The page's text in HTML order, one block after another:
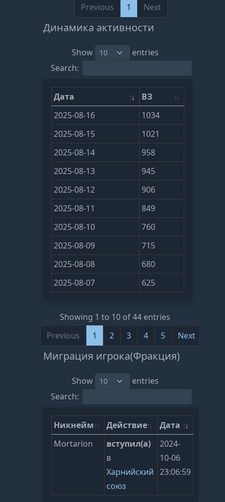
Previous
1 Next
Динамика активности
Show
entries
Search:
Дата
ВЗ
2025-08-16
1034
2025-08-15
1021
2025-08-14
958
2025-08-13
945
2025-08-12
906
2025-08-11
849
2025-08-10
760
2025-08-09
715
2025-08-08
680
2025-08-07
625
Showing 1 to 10 of 44 entries
Previous
1 2 3 4 5 Next
Миграция игрока(Фракция)
Show
entries
Search:
Никнейм Действие
Дата
Mortarion
вступил(а)
в
Харнийский
союз
2024-
10-06
23:06:59